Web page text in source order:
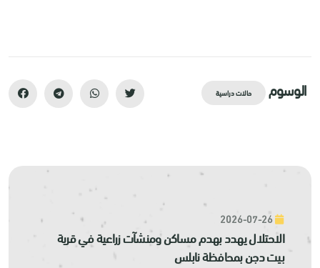
الوسوم حالات دراسية
الاحتلال يهدد بهدم مساكن ومنشآت زراعية في قرية
بيت دجن بمحافظة نابلس